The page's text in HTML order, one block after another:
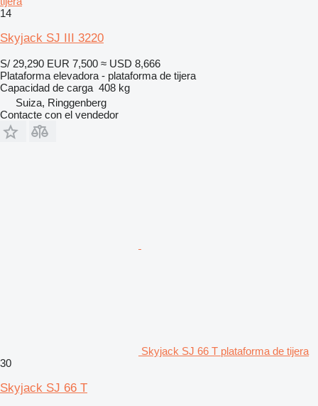
14
Skyjack SJ III 3220
S/ 29,290 EUR 7,500 ≈ USD 8,666
Plataforma elevadora - plataforma de tijera
Capacidad de carga 408 kg
Suiza, Ringgenberg
Contacte con el vendedor
Skyjack SJ 66 T plataforma de tijera
30
Skyjack SJ 66 T